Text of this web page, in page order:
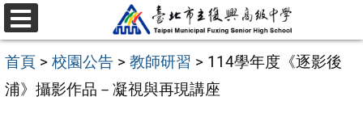
跳
至
主
要
選
單
首頁 > 校園公告 > 教師研習 > 114學年度《逐影後
浦》攝影作品－凝視與再現講座